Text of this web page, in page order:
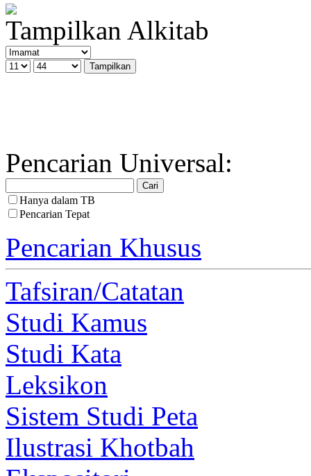
Tampilkan Alkitab
Pencarian Universal:
Hanya dalam TB
Pencarian Tepat
Pencarian Khusus
Tafsiran/Catatan
Studi Kamus
Studi Kata
Leksikon
Sistem Studi Peta
Ilustrasi Khotbah